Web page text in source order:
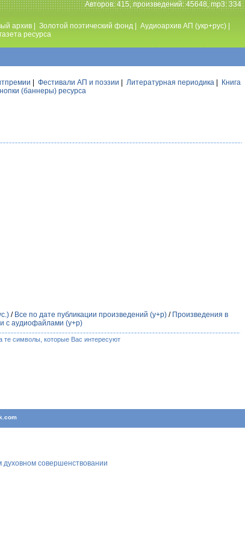
Авторов: 415, произведений: 45648, mp3: 334
архив Золотой поэтический фонд Аудиоархив АП (укр+рус)
ресурса
Фестивали АП и поэзии Литературная периодика
Книга
(баннеры) ресурса
/ Все по дате публикации произведений (у+р) / Произведения в
с аудиофайлами (у+р)
те символы, которые Вас интересуют
совершенствовании